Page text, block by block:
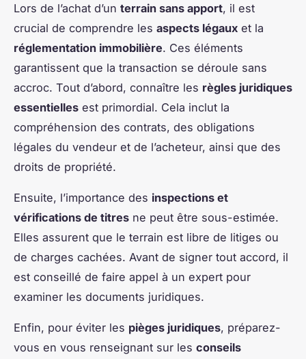
Lors de l’achat d’un terrain sans apport, il est
crucial de comprendre les aspects légaux et la
réglementation immobilière. Ces éléments
garantissent que la transaction se déroule sans
accroc. Tout d’abord, connaître les règles juridiques
essentielles est primordial. Cela inclut la
compréhension des contrats, des obligations
légales du vendeur et de l’acheteur, ainsi que des
droits de propriété.
Ensuite, l’importance des inspections et
vérifications de titres ne peut être sous-estimée.
Elles assurent que le terrain est libre de litiges ou
de charges cachées. Avant de signer tout accord, il
est conseillé de faire appel à un expert pour
examiner les documents juridiques.
Enfin, pour éviter les pièges juridiques, préparez-
vous en vous renseignant sur les conseils